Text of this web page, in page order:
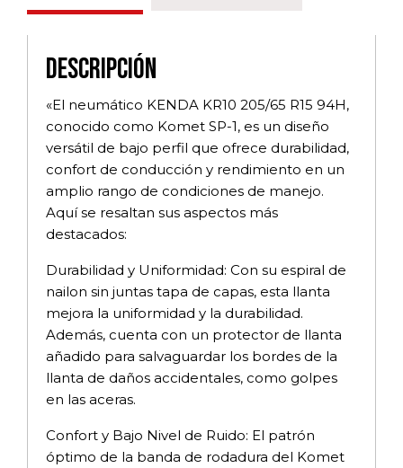
Descripción
«El neumático KENDA KR10 205/65 R15 94H,
conocido como Komet SP-1, es un diseño
versátil de bajo perfil que ofrece durabilidad,
confort de conducción y rendimiento en un
amplio rango de condiciones de manejo.
Aquí se resaltan sus aspectos más
destacados:
Durabilidad y Uniformidad: Con su espiral de
nailon sin juntas tapa de capas, esta llanta
mejora la uniformidad y la durabilidad.
Además, cuenta con un protector de llanta
añadido para salvaguardar los bordes de la
llanta de daños accidentales, como golpes
en las aceras.
Confort y Bajo Nivel de Ruido: El patrón
óptimo de la banda de rodadura del Komet